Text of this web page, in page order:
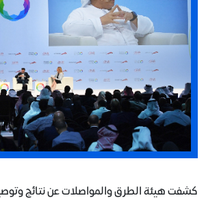
كشفت هيئة الطرق والمواصلات عن نتائج